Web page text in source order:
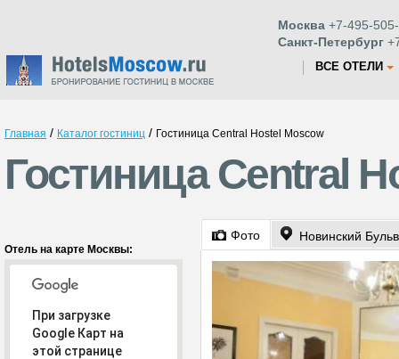
Москва +7-495-
Санкт-Петербург
ВСЕ ОТЕЛИ
Главная / Каталог гостиниц / Гостиница Central Hostel Moscow
Гостиница Central
Отель на карте Москвы:
При загрузке
Google Карт на
этой странице
Фото Новинский